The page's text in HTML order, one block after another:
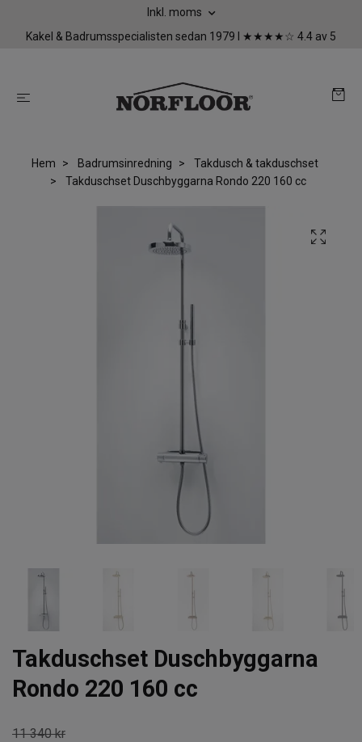
Inkl. moms
Kakel & Badrumsspecialisten sedan 1979 I ★★★★☆ 4.4 av 5
Hem Badrumsinredning
Takdusch & takduschset
Takduschset Duschbyggarna Rondo 220 160 cc
Takduschset Duschbyggarna
Rondo 220 160 cc
11 340 kr